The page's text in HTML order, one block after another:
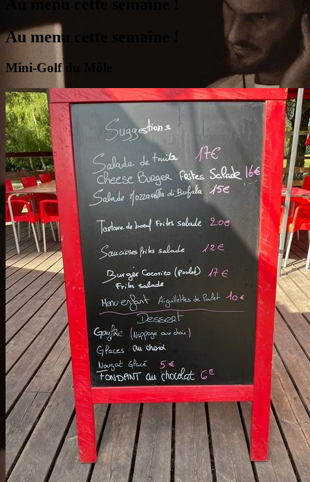
Au menu cette semaine !
Mini-Golf du Môle